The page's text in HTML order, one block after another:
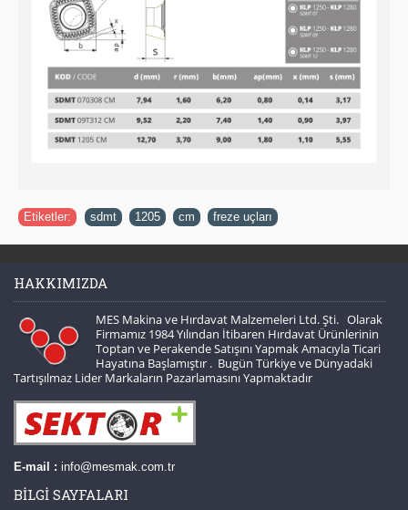
Etiketler: sdmt 1205 cm freze uçları
HAKKIMIZDA
MES Makina ve Hırdavat Malzemeleri Ltd. Şti. Olarak
Firmamız 1984 Yılından İtibaren Hırdavat Ürünlerinin
Toptan ve Perakende Satışını Yapmak Amacıyla Ticari
Hayatına Başlamıştır . Bugün Türkiye ve Dünyadaki
Tartışılmaz Lider Markaların Pazarlamasını Yapmaktadır
E-mail : info@mesmak.com.tr
BILGI SAYFALARI